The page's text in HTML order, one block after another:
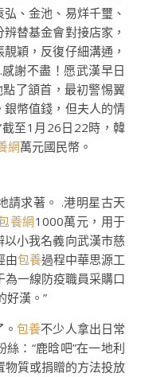
、金池、易烊千璽、
替基金會對接店家，
穎，反復仔細溝通，
謝不盡！愿武漢早日
點了頷首，最初警惕翼
幣值錢，但夫人的情
至1月26日22時，韓
網萬元國民幣。
請求著。 .港明星古天
養網1000萬元，用于
小我名義向武漢市慈
由包養過程中華思源工
為一線防疫職員采購口
好漢。”
。包養不少人拿出日常
：“鹿晗吧”在一地利
物質或捐贈的方法投放